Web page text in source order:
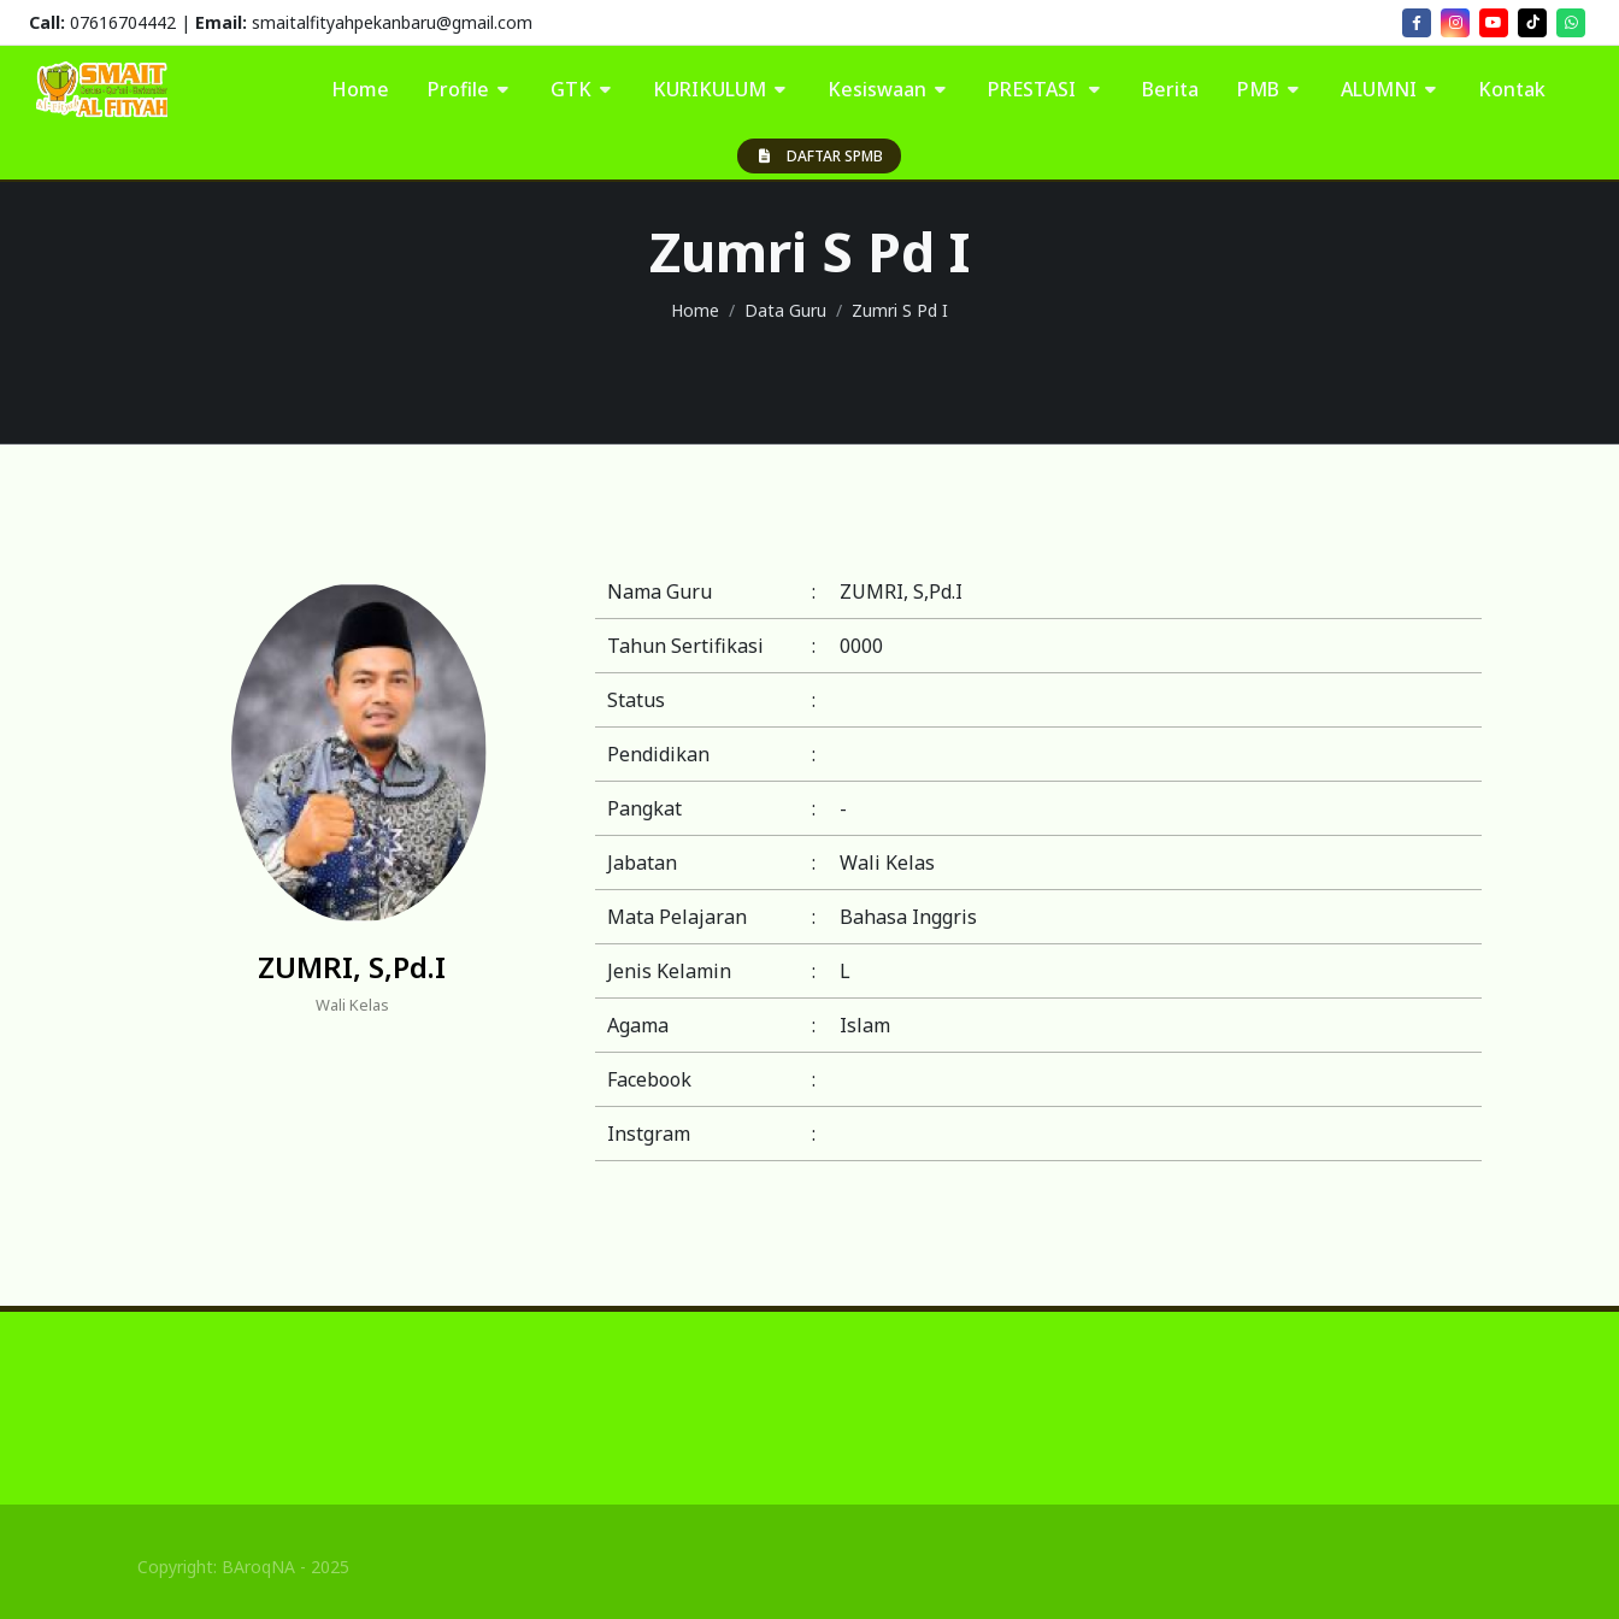
Call: 07616704442 | Email: smaitalfityahpekanbaru@gmail.com
DAFTAR SPMB
Home Profile GTK KURIKULUM Kesiswaan PRESTASI Berita PMB ALUMNI Kontak
Zumri S Pd I
Home Data Guru Zumri S Pd I
ZUMRI, S,Pd.I
Wali Kelas
Nama Guru : ZUMRI, S,Pd.I
Tahun Sertifikasi : 0000
Status :
Pendidikan :
Pangkat : -
Jabatan : Wali Kelas
Mata Pelajaran : Bahasa Inggris
Jenis Kelamin : L
Agama : Islam
Facebook :
Instgram :
Copyright: BAroqNA - 2025